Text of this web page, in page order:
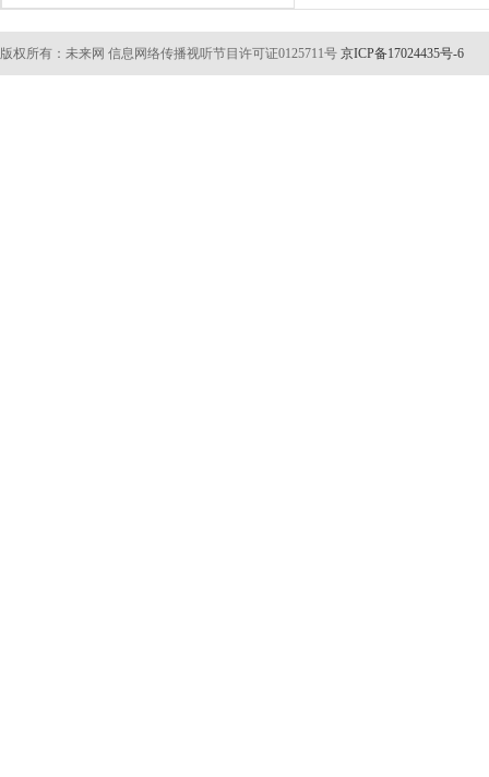
版权所有：未来网 信息网络传播视听节目许可证0125711号 京ICP备17024435号-6